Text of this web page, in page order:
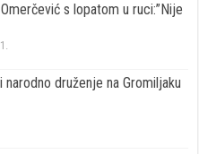
s lopatom u ruci:”Nije
narodno druženje na Gromiljaku